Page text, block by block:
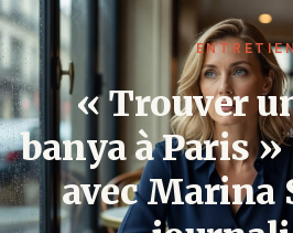
« Trouver
banya à Paris
avec Marina